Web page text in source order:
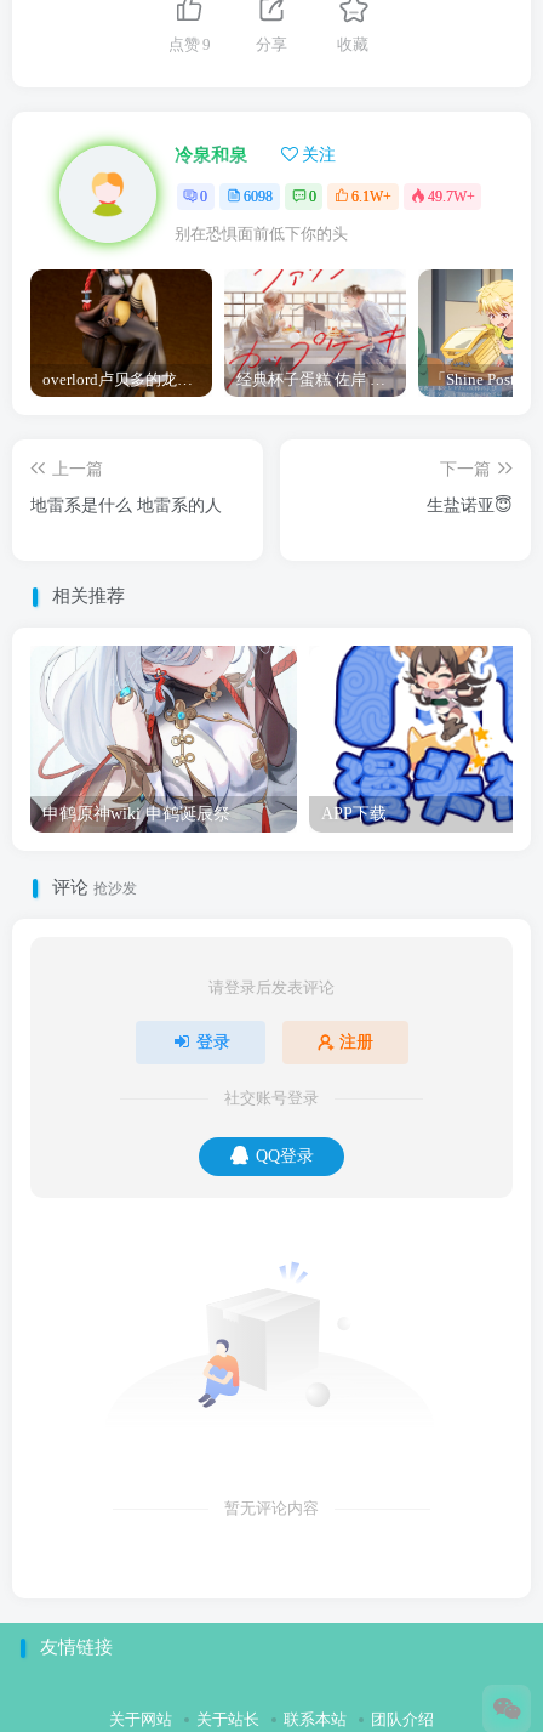
点赞9 分享 收藏
冷泉和泉 关注
0 6098 0 6.1W+ 49.7W+
别在恐惧面前低下你的头
overlord卢贝多的龙王谁厉害 「Overlord」露普斯蕾琪娜·贝塔手办开订 经典杯子蛋糕 佐岸 漫画「经典杯子蛋糕」宣布真人日剧化
上一篇
地雷系是什么 地雷系的人
下一篇
生盐诺亚😇
相关推荐
申鹤原神wiki 申鹤诞辰祭 APP下载
评论 抢沙发
请登录后发表评论
登录 注册
社交账号登录
QQ登录
暂无评论内容
友情链接
关于网站 关于站长 联系本站 团队介绍